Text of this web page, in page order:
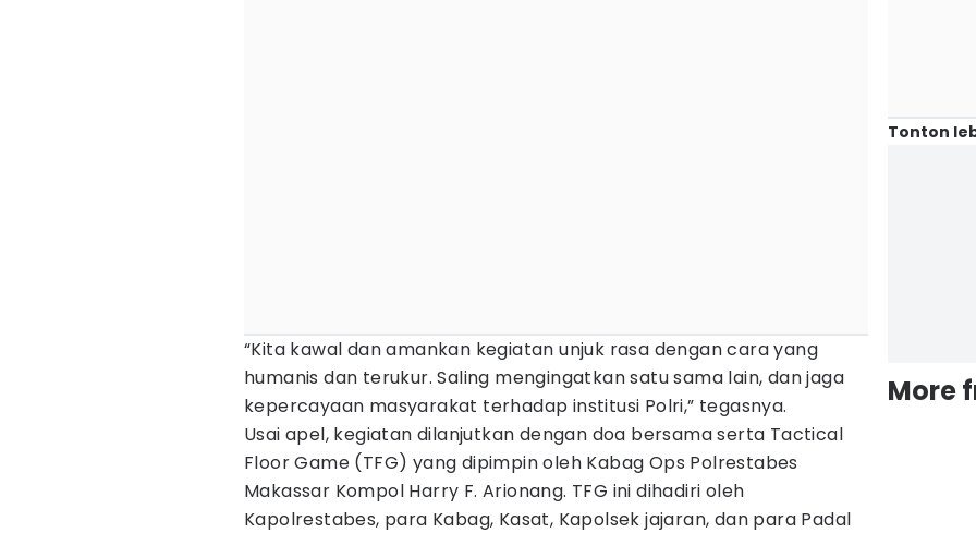
“Kita kawal dan amankan kegiatan unjuk rasa dengan cara yang
humanis dan terukur. Saling mengingatkan satu sama lain, dan jaga
kepercayaan masyarakat terhadap institusi Polri,” tegasnya.
Usai apel, kegiatan dilanjutkan dengan doa bersama serta Tactical
Floor Game (TFG) yang dipimpin oleh Kabag Ops Polrestabes
Makassar Kompol Harry F. Arionang. TFG ini dihadiri oleh
Kapolrestabes, para Kabag, Kasat, Kapolsek jajaran, dan para Padal
Tonton
More